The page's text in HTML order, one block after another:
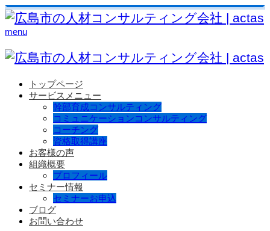
menu
トップページ
サービスメニュー
幹部育成コンサルティング
コミュニケーションコンサルティング
コーチング
資格取得講座
お客様の声
組織概要
プロフィール
セミナー情報
セミナーお申込
ブログ
お問い合わせ